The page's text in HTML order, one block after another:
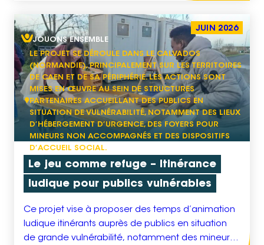
JUIN 2026
JOUONS ENSEMBLE
LE PROJET SE DÉROULE DANS LE CALVADOS
(NORMANDIE), PRINCIPALEMENT SUR LES TERRITOIRES
DE CAEN ET DE SA PÉRIPHÉRIE. LES ACTIONS SONT
MISES EN ŒUVRE AU SEIN DE STRUCTURES
PARTENAIRES ACCUEILLANT DES PUBLICS EN
SITUATION DE VULNÉRABILITÉ, NOTAMMENT DES LIEUX
D’HÉBERGEMENT D’URGENCE, DES FOYERS POUR
MINEURS NON ACCOMPAGNÉS ET DES DISPOSITIFS
D’ACCUEIL SOCIAL.
Le jeu comme refuge – Itinérance
ludique pour publics vulnérables
Ce projet vise à proposer des temps d’animation
ludique itinérants auprès de publics en situation
de grande vulnérabilité, notamment des mineurs